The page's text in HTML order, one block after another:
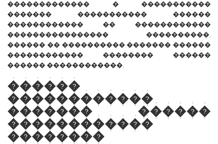
������������� � �����������
������� ����������� ������
������������ �� ������������
���������������� ����������.
������ �� ���������� ������� ������
������������ �������� ������
������ ������������.
������
������������
������� ������
������������
��������